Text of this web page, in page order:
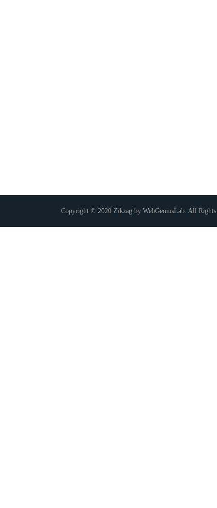
Copyright © 2020 Zikzag by WebGeniusLab. All Rights